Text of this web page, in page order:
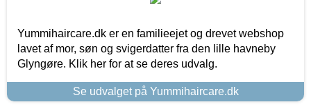
Yummihaircare.dk er en familieejet og drevet webshop
lavet af mor, søn og svigerdatter fra den lille havneby
Glyngøre. Klik her for at se deres udvalg.
Se udvalget på Yummihaircare.dk